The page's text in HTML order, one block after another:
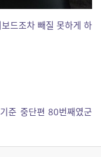
드조차 빼질 못하게 하
준 중단편 80번째였군